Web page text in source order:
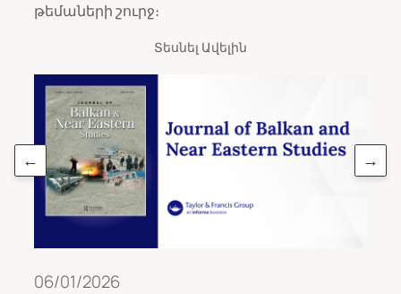
թեմաների շուրջ։
Տեսնել Ավելին
06/01/2026
← →